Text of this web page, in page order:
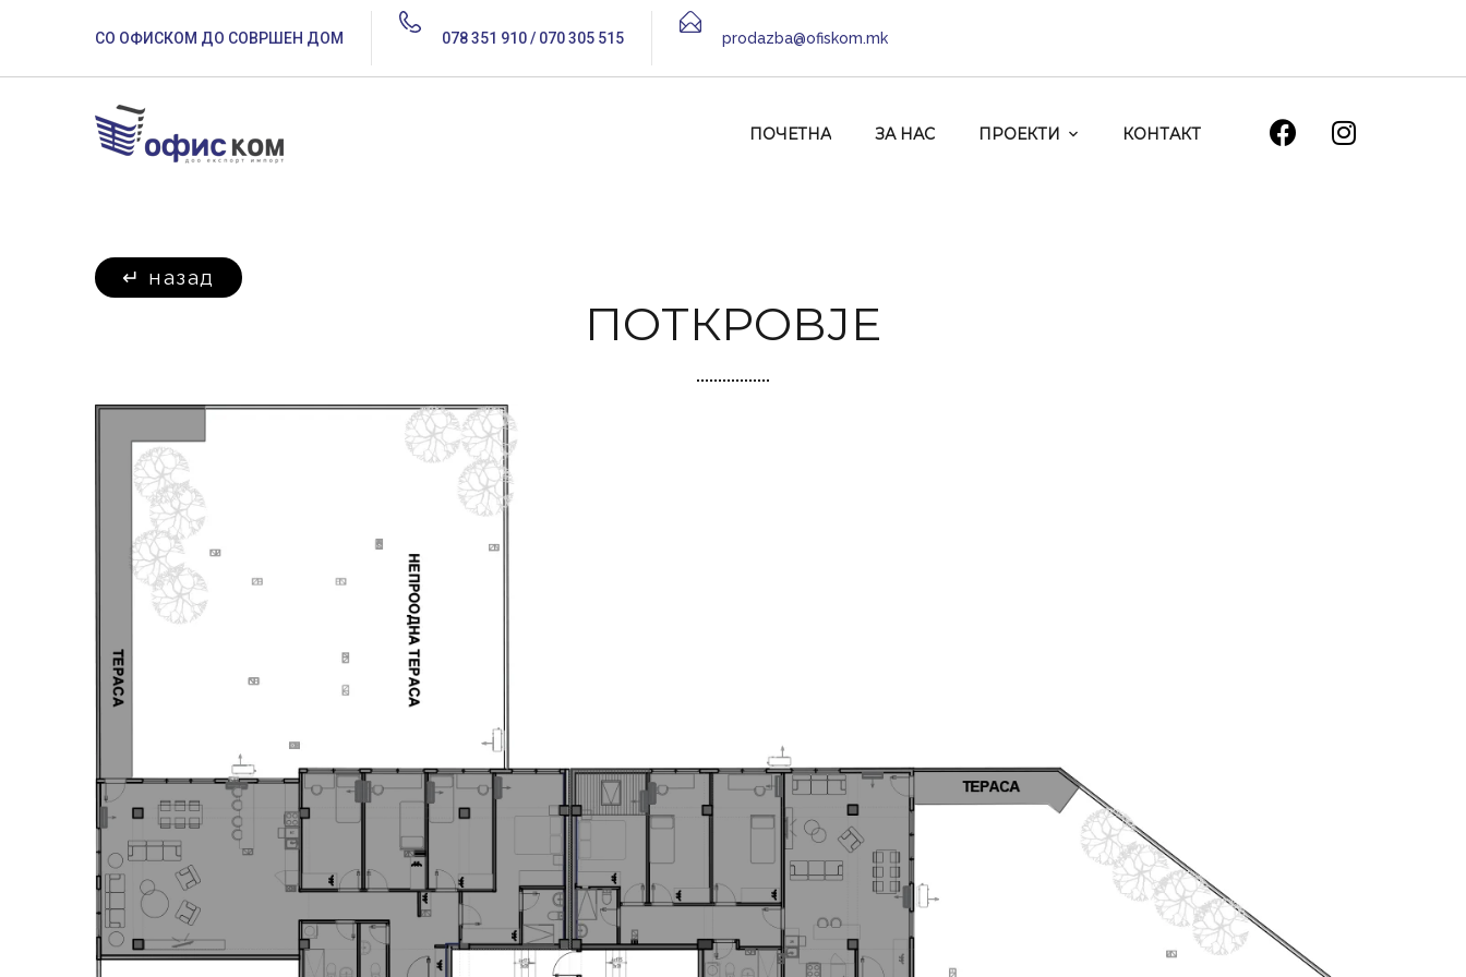
СО ОФИСКОМ ДО СОВРШЕН ДОМ 078 351 910 / 070 305 515 prodazba@ofiskom.mk
ПОЧЕТНА ЗА НАС ПРОЕКТИ КОНТАКТ
↵ назад
ПОТКРОВЈЕ